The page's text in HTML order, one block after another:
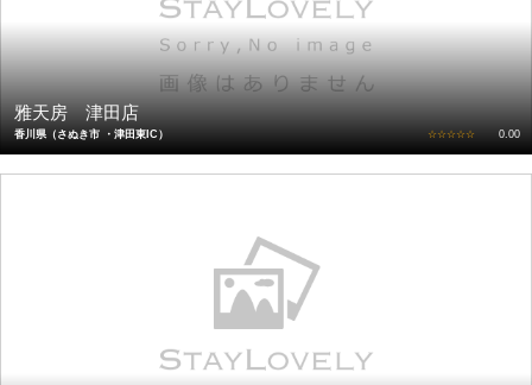
雅天房 津田店
香川県（さぬき市 ・津田東IC） ☆☆☆☆☆ 0.00